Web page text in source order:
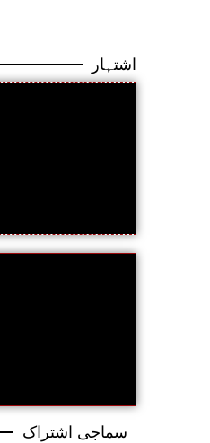
اشتہار
سماجی اشتراک